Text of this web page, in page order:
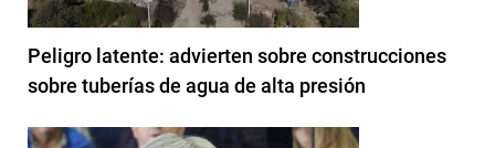
Peligro latente: advierten sobre construcciones
sobre tuberías de agua de alta presión